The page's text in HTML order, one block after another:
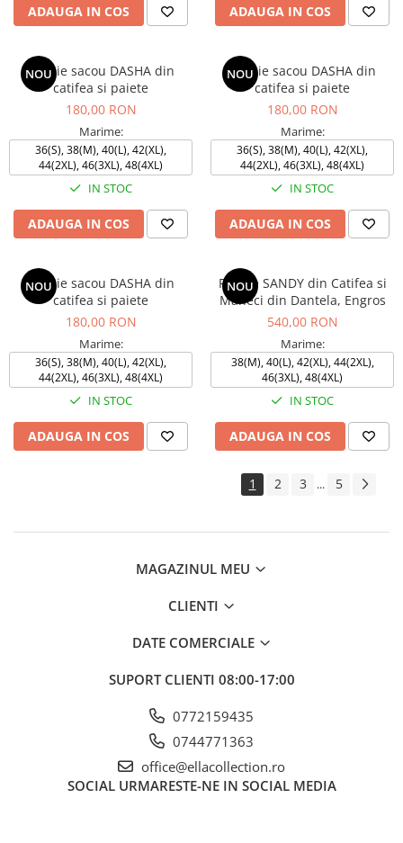
ADAUGA IN COS ADAUGA IN COS
NOU
Rochie sacou DASHA din
catifea si paiete
180,00 RON
Marime:
36(S), 38(M), 40(L), 42(XL),
44(2XL), 46(3XL), 48(4XL)
IN STOC
ADAUGA IN COS
NOU
Rochie sacou DASHA din
catifea si paiete
180,00 RON
Marime:
36(S), 38(M), 40(L), 42(XL),
44(2XL), 46(3XL), 48(4XL)
IN STOC
ADAUGA IN COS
NOU
Rochie sacou DASHA din
catifea si paiete
180,00 RON
Marime:
36(S), 38(M), 40(L), 42(XL),
44(2XL), 46(3XL), 48(4XL)
IN STOC
ADAUGA IN COS
NOU
Rochie SANDY din Catifea si
Maneci din Dantela, Engros
540,00 RON
Marime:
38(M), 40(L), 42(XL), 44(2XL),
46(3XL), 48(4XL)
IN STOC
ADAUGA IN COS
1 2 3 ... 5
MAGAZINUL MEU
CLIENTI
DATE COMERCIALE
SUPORT CLIENTI 08:00-17:00
0772159435
0744771363
office@ellacollection.ro
SOCIAL URMARESTE-NE IN SOCIAL MEDIA